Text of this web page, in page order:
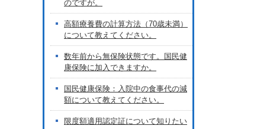
のですが。
高額療養費の計算方法（70歳未満）
について教えてください。
数年前から無保険状態です。国民健
康保険に加入できますか。
国民健康保険：入院中の食事代の減
額について教えてください。
限度額適用認定証について知りたい